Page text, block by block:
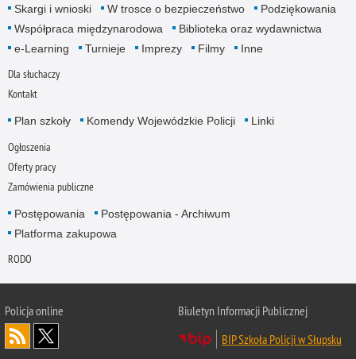
Skargi i wnioski
W trosce o bezpieczeństwo
Podziękowania
Współpraca międzynarodowa
Biblioteka oraz wydawnictwa
e-Learning
Turnieje Imprezy Filmy Inne
Dla słuchaczy
Kontakt
Plan szkoły Komendy Wojewódzkie Policji Linki
Ogłoszenia
Oferty pracy
Zamówienia publiczne
Postępowania
Postępowania - Archiwum
Platforma zakupowa
RODO
Policja online
Biuletyn Informacji Publicznej
BIP Szkoła Policji w Słupsku